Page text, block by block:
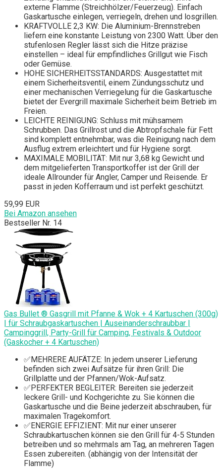
externe Flamme (Streichhölzer/Feuerzeug). Einfach
Gaskartusche einlegen, verriegeln, drehen und losgrillen.
KRAFTVOLLE 2,3 KW: Die Aluminium-Brennstreben
liefern eine konstante Leistung von 2300 Watt. Über den
stufenlosen Regler lässt sich die Hitze präzise
einstellen – ideal für empfindliches Grillgut wie Fisch
oder Gemüse.
HOHE SICHERHEITSSTANDARDS: Ausgestattet mit
einem Sicherheitsventil, einem Zündungsschutz und
einer mechanischen Verriegelung für die Gaskartusche
bietet der Evergrill maximale Sicherheit beim Betrieb im
Freien.
LEICHTE REINIGUNG: Schluss mit mühsamem
Schrubben. Das Grillrost und die Abtropfschale für Fett
sind komplett entnehmbar, was die Reinigung nach dem
Ausflug extrem erleichtert und für Hygiene sorgt.
MAXIMALE MOBILITÄT: Mit nur 3,68 kg Gewicht und
dem mitgelieferten Transportkoffer ist der Grill der
ideale Allrounder für Angler, Camper und Reisende. Er
passt in jeden Kofferraum und ist perfekt geschützt.
59,99 EUR
Bei Amazon ansehen
Bestseller Nr. 14
Gas Bullet ® Gasgrill mit Pfanne & Wok + 4 Kartuschen (300g)
| für Schraubgaskartuschen | Auseinanderschraubbar |
Campinggrill, Party-Grill für Camping, Festivals & Outdoor
(Gaskocher + 4 Kartuschen)
✅MEHRERE AUFÄTZE: In jedem unserer Lieferung
befinden sich zwei Aufsätze für ihren Grill: Die
Grillplatte und der Pfannen/Wok-Aufsatz.
✅PERFEKTER BEGLEITER: Bereiten sie jederzeit
leckere Grill- und Kochgerichte zu. Sie können die
Gaskartusche und die Beine jederzeit abschrauben, für
maximalen Tragekomfort.
✅ENERGIE EFFIZIENT: Mit nur einer unserer
Schraubkartuschen können sie den Grill für 4-5 Stunden
betreiben und so mehrmals am Tag, an mehreren Tagen
Essen zubereiten. (abhängig von der Intensität der
Flamme)